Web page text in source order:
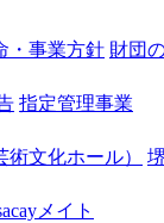
・事業方針 財団
指定管理事業
文化ホール）
メイト